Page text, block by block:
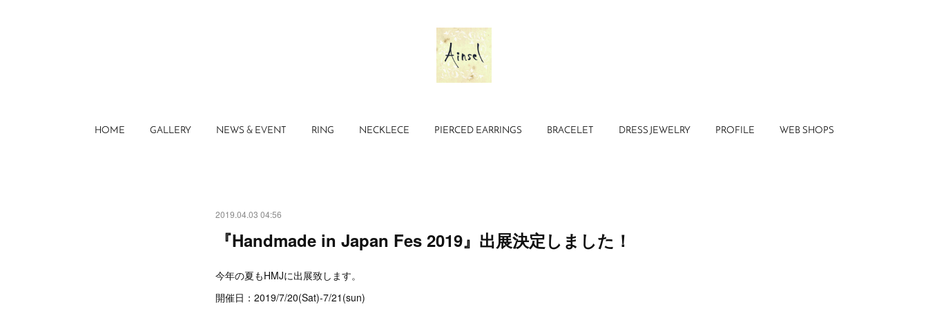
HOME GALLERY NEWS & EVENT RING NECKLECE PIERCED EARRINGS BRACELET DRESS JEWELRY PROFILE WEB SHOPS
2019.04.03 04:56
『Handmade in Japan Fes 2019』出展決定しました！
今年の夏もHMJに出展致します。
開催日：2019/7/20(Sat)-7/21(sun)